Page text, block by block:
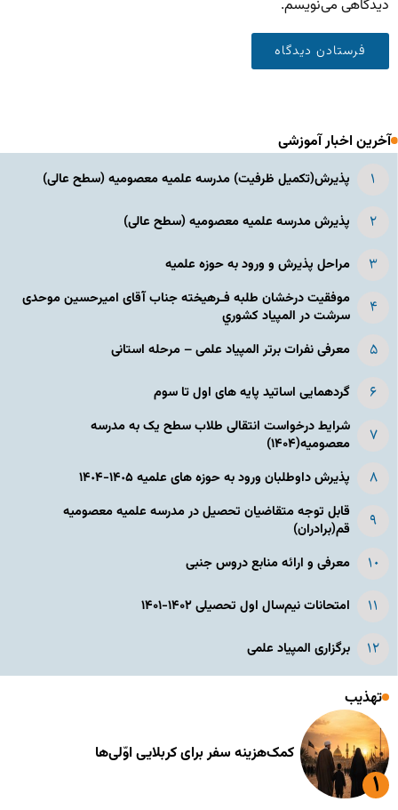
دیدگاهی می‌نویسم.
آخرین اخبار آموزشی
پذیرش(تکمیل ظرفیت) مدرسه علمیه معصومیه‌ (سطح عالی)
پذیرش مدرسه علمیه معصومیه‌ (سطح عالی)
مراحل پذیرش و ورود به حوزه علمیه
موفقیت درخشان طلبه فـرهیخته جناب آقای امیرحسین موحدی
سرشت در المپياد كشوري
معرفی نفرات برتر المپیاد علمی – مرحله استانی
گردهمایی اساتید پایه های اول تا سوم
شرایط درخواست انتقالی طلاب سطح یک به مدرسه
معصومیه(۱۴۰۴)
پذیرش داوطلبان ورود به حوزه های علمیه ١۴٠۵-١۴٠۴
قابل توجه متقاضیان تحصیل در مدرسه علمیه معصومیه
قم(برادران)
معرفی و ارائه منابع دروس جنبی
امتحانات نیم‌سال اول تحصیلی ۱۴۰۲-۱۴۰۱
برگزاری المپیاد علمی
تهذیب
کمک‌هزینه سفر برای کربلایی اوّلی‌ها